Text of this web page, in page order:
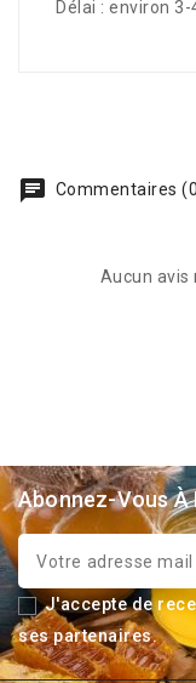
Délai : environ
Commentaires
Aucun avis
Abonnez-Vous À
J'accepte de
ses partenaires.